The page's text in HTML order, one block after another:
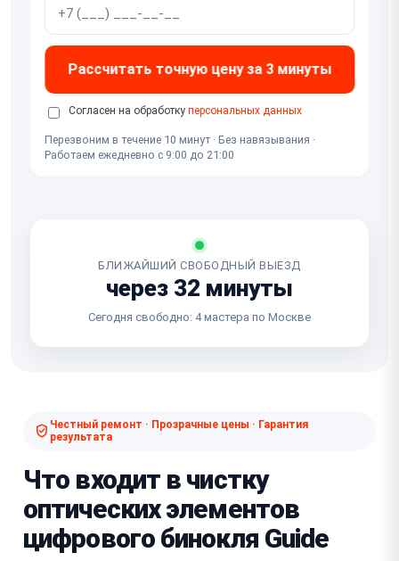
Рассчитать точную цену за 3 минуты
Согласен на обработку персональных данных
Перезвоним в течение 10 минут · Без навязывания ·
Работаем ежедневно с 9:00 до 21:00
БЛИЖАЙШИЙ СВОБОДНЫЙ ВЫЕЗД
через 32 минуты
Сегодня свободно: 4 мастера по Москве
Честный ремонт · Прозрачные цены · Гарантия
результата
Что входит в чистку
оптических элементов
цифрового бинокля Guide